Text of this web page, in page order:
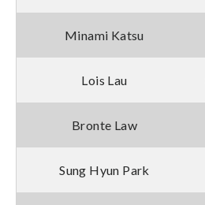
Minami Katsu
Lois Lau
Bronte Law
Sung Hyun Park